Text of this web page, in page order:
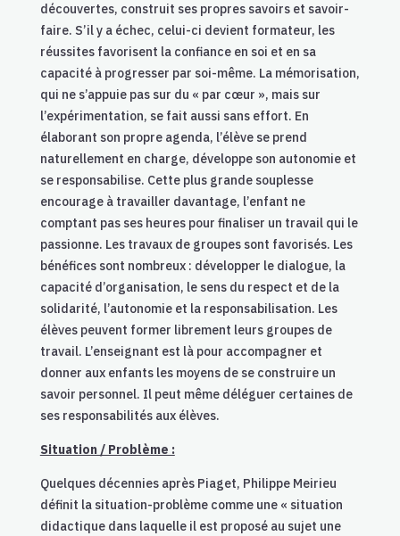
découvertes, construit ses propres savoirs et savoir-
faire. S’il y a échec, celui-ci devient formateur, les
réussites favorisent la confiance en soi et en sa
capacité à progresser par soi-même. La mémorisation,
qui ne s’appuie pas sur du « par cœur », mais sur
l’expérimentation, se fait aussi sans effort. En
élaborant son propre agenda, l’élève se prend
naturellement en charge, développe son autonomie et
se responsabilise. Cette plus grande souplesse
encourage à travailler davantage, l’enfant ne
comptant pas ses heures pour finaliser un travail qui le
passionne. Les travaux de groupes sont favorisés. Les
bénéfices sont nombreux : développer le dialogue, la
capacité d’organisation, le sens du respect et de la
solidarité, l’autonomie et la responsabilisation. Les
élèves peuvent former librement leurs groupes de
travail. L’enseignant est là pour accompagner et
donner aux enfants les moyens de se construire un
savoir personnel. Il peut même déléguer certaines de
ses responsabilités aux élèves.
Situation / Problème :
Quelques décennies après Piaget, Philippe Meirieu
définit la situation-problème comme une « situation
didactique dans laquelle il est proposé au sujet une